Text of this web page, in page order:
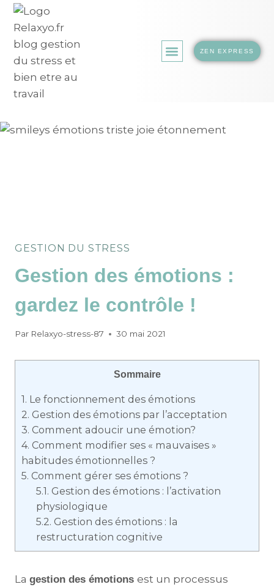
ZEN EXPRESS
GESTION DU STRESS
Gestion des émotions :
gardez le contrôle !
Par Relaxyo-stress-87 30 mai 2021
Sommaire
1. Le fonctionnement des émotions
2. Gestion des émotions par l’acceptation
3. Comment adoucir une émotion?
4. Comment modifier ses « mauvaises »
habitudes émotionnelles ?
5. Comment gérer ses émotions ?
5.1. Gestion des émotions : l’activation
physiologique
5.2. Gestion des émotions : la
restructuration cognitive
La gestion des émotions est un processus